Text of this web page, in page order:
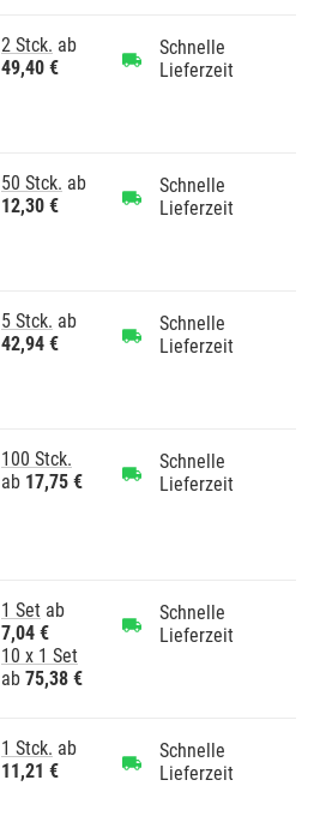
2 Stck. ab
49,40 €
Schnelle
Lieferzeit
50 Stck. ab
12,30 €
Schnelle
Lieferzeit
5 Stck. ab
42,94 €
Schnelle
Lieferzeit
100 Stck.
ab 17,75 €
Schnelle
Lieferzeit
1 Set ab
7,04 €
10 x 1 Set
ab 75,38 €
Schnelle
Lieferzeit
1 Stck. ab
11,21 €
Schnelle
Lieferzeit